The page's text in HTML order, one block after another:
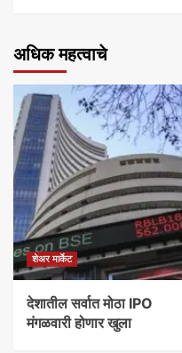
अधिक महत्वाचे
शेअर मार्केट
देशातील सर्वात मोठा IPO
मंगळवारी होणार खुला